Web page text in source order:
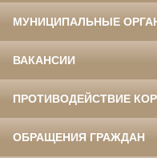
МУНИЦИПАЛЬНЫЕ
ВАКАНСИИ
ПРОТИВОДЕЙСТВИЕ
ОБРАЩЕНИЯ ГРАЖДАН